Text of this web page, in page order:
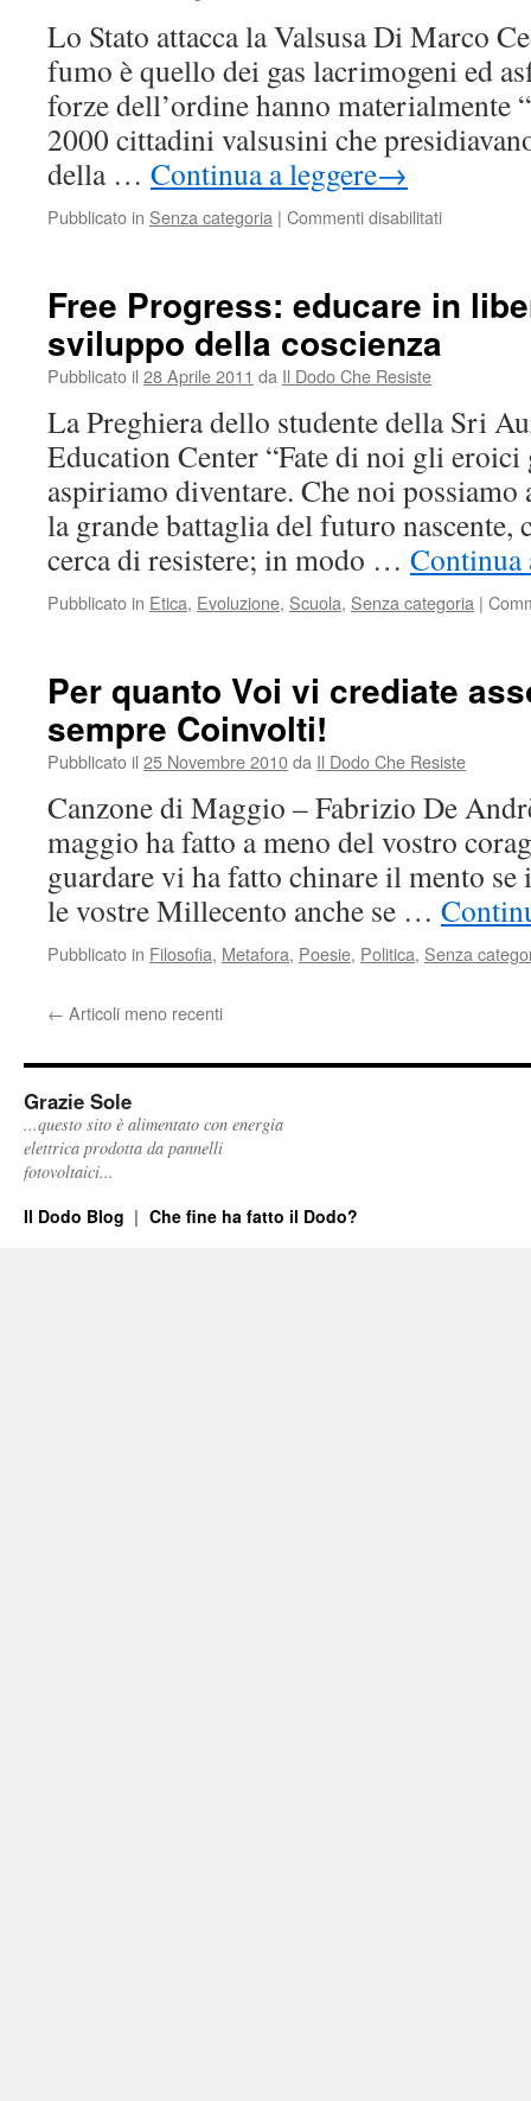
Antonella
Randazzo
Lo Stato attacca la Valsusa Di Marco
fumo è quello dei gas lacrimogeni ed
forze dell’ordine hanno materialmente
2000 cittadini valsusini che
della … Continua a leggere→
Pubblicato in Senza categoria | Commenti disabilitatisu
attacca
Free Progress: educare in
sviluppo della coscienza
Pubblicato il 28 Aprile 2011 da Il Dodo Che Resiste
La Preghiera dello studente della Sri
Education Center “Fate di noi gli
aspiriamo diventare. Che noi possiamo
la grande battaglia del futuro nascente,
cerca di resistere; in modo … Continua
Pubblicato in Etica, Evoluzione, Scuola, Senza categoria |
Per quanto Voi vi crediate
sempre Coinvolti!
Pubblicato il 25 Novembre 2010da Il Dodo Che Resiste
Canzone di Maggio – Fabrizio De
maggio ha fatto a meno del vostro
guardare vi ha fatto chinare il mento
le vostre Millecento anche se …
Pubblicato in Filosofia, Metafora, Poesie, Politica, Senza
← Articoli meno recenti
Grazie Sole
...questo sito è alimentato con energia
elettrica prodotta da pannelli
fotovoltaici...
Il Dodo Blog Che fine ha fatto il Dodo?